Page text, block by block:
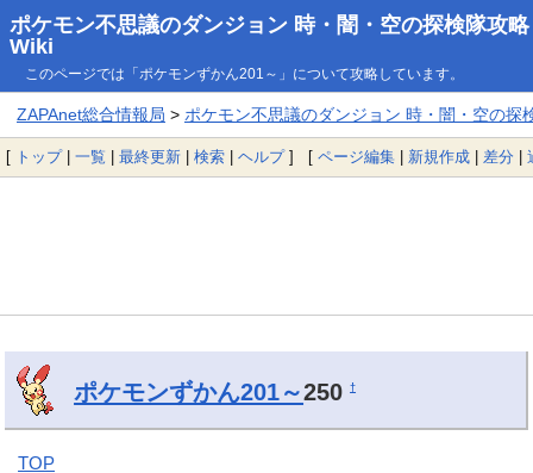
ポケモン不思議のダンジョン 時・闇・空の探検隊攻略
Wiki
このページでは「ポケモンずかん201～」について攻略しています。
ZAPAnet総合情報局 > ポケモン不思議のダンジョン 時・闇・空の探
[ トップ| 一覧 | 最終更新 | 検索 | ヘルプ] [ ページ編集 | 新規作成 | 差分 |
ポケモンずかん201～250†
TOP